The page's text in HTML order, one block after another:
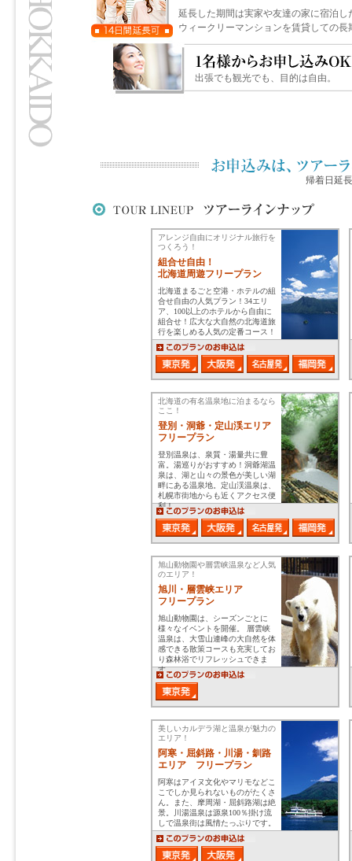
延長した期間は実家や友達の家に宿泊
ウィークリーマンションを賃貸しての
出張でも観光でも、目的は自由。
帰着日延
アレンジ自由にオリジナル旅行を
つくろう！
組合せ自由！
北海道周遊フリープラン
北海道まるごと空港・ホテルの組
合せ自由の人気プラン！34エリ
ア、100以上のホテルから自由に
組合せ！広大な大自然の北海道旅
行を楽しめる人気の定番コース！
北海道の有名温泉地に泊まるなら
ここ！
登別・洞爺・定山渓エリア
フリープラン
登別温泉は、泉質・湯量共に豊
富。湯巡りがおすすめ！洞爺湖温
泉は、湖と山々の景色が美しい湖
畔にある温泉地。定山渓温泉は、
札幌市街地からも近くアクセス便
利！
旭山動物園や層雲峡温泉など人気
のエリア！
旭川・層雲峡エリア
フリープラン
旭山動物園は、シーズンごとに
様々なイベントを開催。 層雲峡
温泉は、大雪山連峰の大自然を体
感できる散策コースも充実してお
り森林浴でリフレッシュできま
す。
美しいカルデラ湖と温泉が魅力の
エリア！
阿寒・屈斜路・川湯・釧路
エリア フリープラン
阿寒はアイヌ文化やマリモなどこ
こでしか見られないものがたくさ
ん。また、摩周湖・屈斜路湖は絶
景。川湯温泉は源泉100％掛け流
しで温泉街は風情たっぷりです。